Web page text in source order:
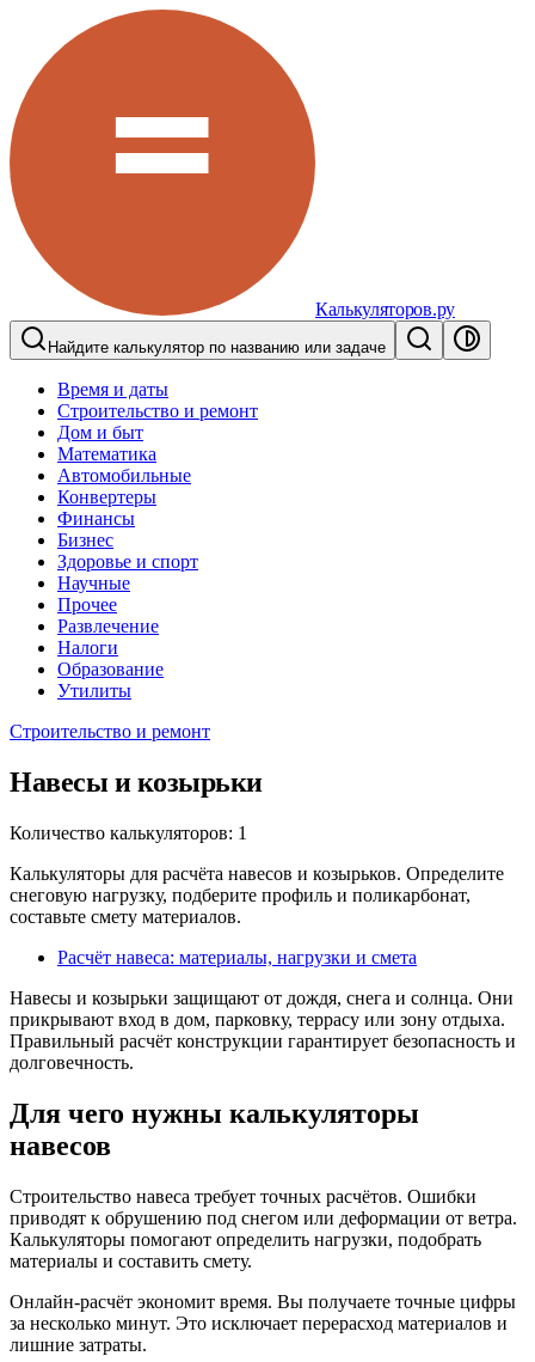
Калькуляторов.ру
Найдите калькулятор по названию или задаче
Время и даты
Строительство и ремонт
Дом и быт
Математика
Автомобильные
Конвертеры
Финансы
Бизнес
Здоровье и спорт
Научные
Прочее
Развлечение
Налоги
Образование
Утилиты
Строительство и ремонт
Навесы и козырьки
Количество калькуляторов: 1
Калькуляторы для расчёта навесов и козырьков. Определите
снеговую нагрузку, подберите профиль и поликарбонат,
составьте смету материалов.
Расчёт навеса: материалы, нагрузки и смета
Навесы и козырьки защищают от дождя, снега и солнца. Они
прикрывают вход в дом, парковку, террасу или зону отдыха.
Правильный расчёт конструкции гарантирует безопасность и
долговечность.
Для чего нужны калькуляторы
навесов
Строительство навеса требует точных расчётов. Ошибки
приводят к обрушению под снегом или деформации от ветра.
Калькуляторы помогают определить нагрузки, подобрать
материалы и составить смету.
Онлайн-расчёт экономит время. Вы получаете точные цифры
за несколько минут. Это исключает перерасход материалов и
лишние затраты.